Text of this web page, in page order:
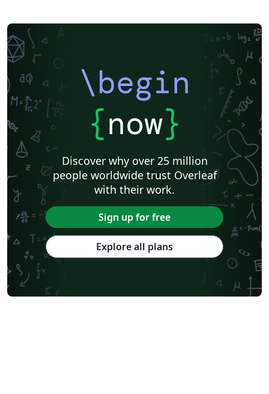
\begin
{now}
Discover why over 25 million
people worldwide trust Overleaf
with their work.
Sign up for free
Explore all plans